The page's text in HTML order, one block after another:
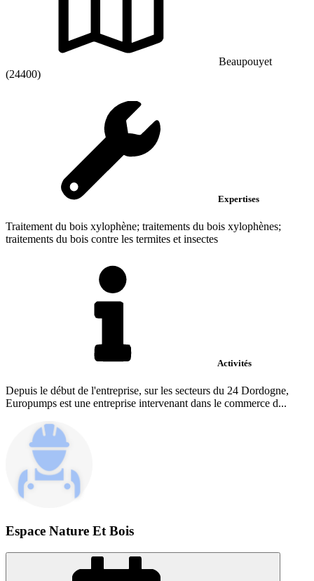
Beaupouyet
(24400)
Expertises
Traitement du bois xylophène; traitements du bois xylophènes;
traitements du bois contre les termites et insectes
Activités
Depuis le début de l'entreprise, sur les secteurs du 24 Dordogne,
Europumps est une entreprise intervenant dans le commerce d...
Espace Nature Et Bois